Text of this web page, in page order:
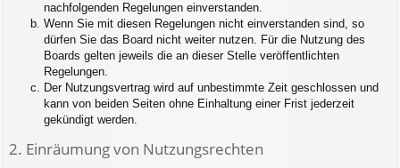
nachfolgenden Regelungen einverstanden.
Wenn Sie mit diesen Regelungen nicht einverstanden sind, so
dürfen Sie das Board nicht weiter nutzen. Für die Nutzung des
Boards gelten jeweils die an dieser Stelle veröffentlichten
Regelungen.
Der Nutzungsvertrag wird auf unbestimmte Zeit geschlossen und
kann von beiden Seiten ohne Einhaltung einer Frist jederzeit
gekündigt werden.
2. Einräumung von Nutzungsrechten